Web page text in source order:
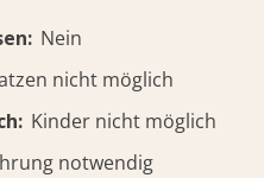
Nein
nicht möglich
Kinder nicht möglich
notwendig